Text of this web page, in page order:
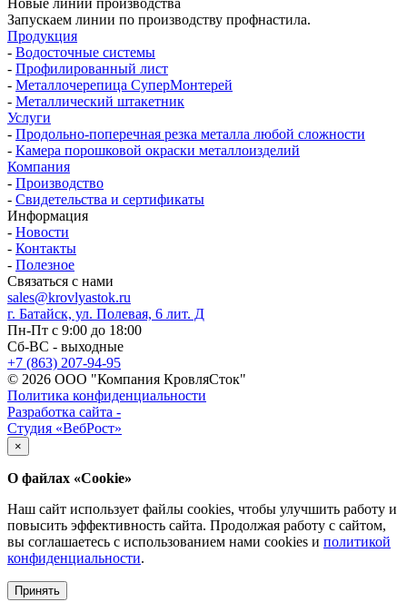
Запускаем линии по производству профнастила.
Продукция
- Водосточные системы
- Профилированный лист
- Металлочерепица СуперМонтерей
- Металлический штакетник
Услуги
- Продольно-поперечная резка металла любой сложности
- Камера порошковой окраски металлоизделий
Компания
- Производство
- Свидетельства и сертификаты
Информация
- Новости
- Контакты
- Полезное
Связаться с нами
sales@krovlyastok.ru
г. Батайск, ул. Полевая, 6 лит. Д
Пн-Пт с 9:00 до 18:00
Сб-ВС - выходные
+7 (863) 207-94-95
© 2026 ООО "Компания КровляСток"
Политика конфиденциальности
Разработка сайта -
Студия «ВебРост»
×
О файлах «Cookie»
Наш сайт использует файлы cookies, чтобы улучшить работу и
повысить эффективность сайта. Продолжая работу с сайтом,
вы соглашаетесь с использованием нами cookies и политикой
конфиденциальности.
Принять